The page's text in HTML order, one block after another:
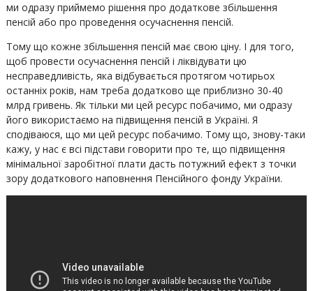
ми одразу приймемо рішення про додаткове збільшення
пенсій або про проведення осучаснення пенсій.
Тому що кожне збільшення пенсій має свою ціну. І для того,
щоб провести осучаснення пенсій і ліквідувати цю
несправедливість, яка відбувається протягом чотирьох
останніх років, нам треба додатково ще приблизно 30-40
млрд гривень. Як тільки ми цей ресурс побачимо, ми одразу
його використаємо на підвищення пенсій в Україні. Я
сподіваюся, що ми цей ресурс побачимо. Тому що, знову-таки
кажу, у нас є всі підстави говорити про те, що підвищення
мінімальної заробітної плати дасть потужний ефект з точки
зору додаткового наповнення Пенсійного фонду України.